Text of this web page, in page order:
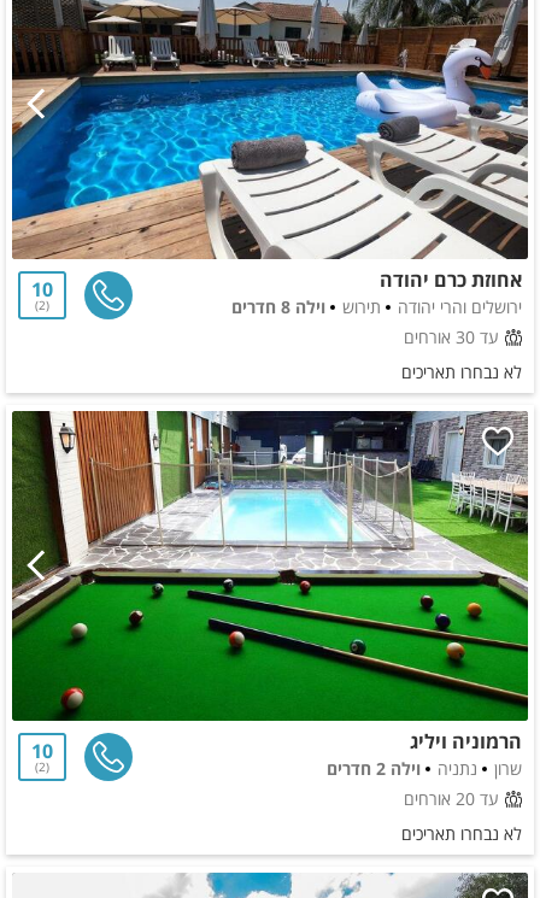
אחוזת כרם יהודה
ירושלים והרי יהודה תירוש
וילה 8 חדרים
עד 30 אורחים
10
2
לא נבחרו תאריכים
הרמוניה ויליג
שרון נתניה
וילה 2 חדרים
עד 20 אורחים
10
2
לא נבחרו תאריכים